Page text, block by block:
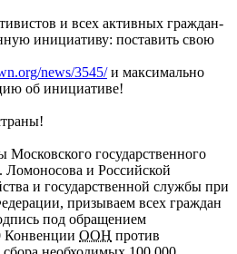
и всех активных граждан-
инициативу: поставить свою
news/3545/и максимально
об инициативе!
государственного
и Российской
и государственной службы при
призываем всех граждан
под обращением
Конвенции ООН против